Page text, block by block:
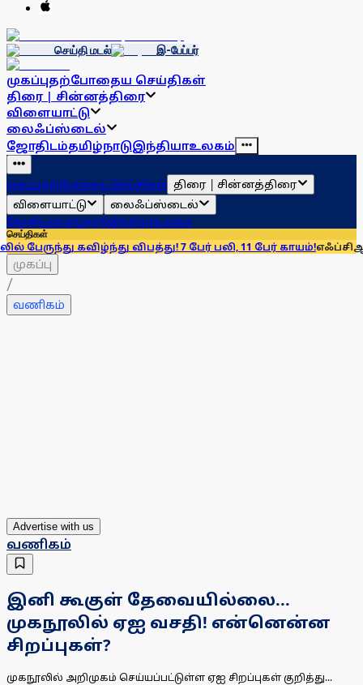
செய்தி மடல் இ-பேப்பர்
முகப்புதற்போதைய செய்திகள்
திரை | சின்னத்திரை
விளையாட்டு
லைஃப்ஸ்டைல்
ஜோதிடம்தமிழ்நாடுஇந்தியாஉலகம்
முகப்புதற்போதைய செய்திகள் திரை | சின்னத்திரை
விளையாட்டு
லைஃப்ஸ்டைல்
ஜோதிடம்தமிழ்நாடுஇந்தியாஉலகம்
செய்திகள்
விபத்து! 7 பேர் பலி, 11 பேர் காயம்!எஃப்சிஆர்ஏ
முகப்பு
/
வணிகம்
Advertise with us
வணிகம்
இனி கூகுள் தேவையில்லை...
முகநூலில் ஏஐ வசதி! என்னென்ன
சிறப்புகள்?
முகநூலில் அறிமுகம் செய்யப்பட்டுள்ள ஏஐ சிறப்புகள் குறித்து...